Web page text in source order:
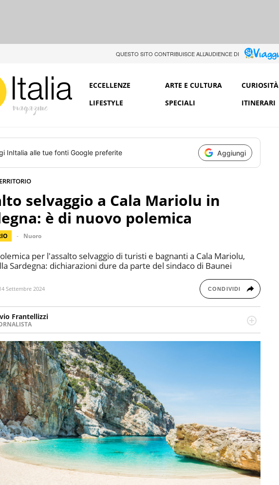
QUESTO SITO CONTRIBUISCE ALL’AUDIENCE DI
ECCELLENZE ARTE E CULTURA CURIOSITÀ
LIFESTYLE
SPECIALI ITINERARI
InItalia alle tue fonti Google preferite Aggiungi
selvaggio a Cala Mariolu in
è di nuovo polemica
Nuoro
per l'assalto selvaggio di turisti e bagnanti a Cala Mariolu,
Sardegna: dichiarazioni dure da parte del sindaco di Baunei
Settembre 2024 CONDIVIDI
Frantellizzi
pubblicista. Da oltre dieci anni si occupa di informazione sul web,
di sport, attualità, cronaca, motori, spettacolo e videogame.